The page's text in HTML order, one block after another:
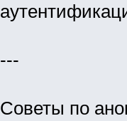
---
Советы по